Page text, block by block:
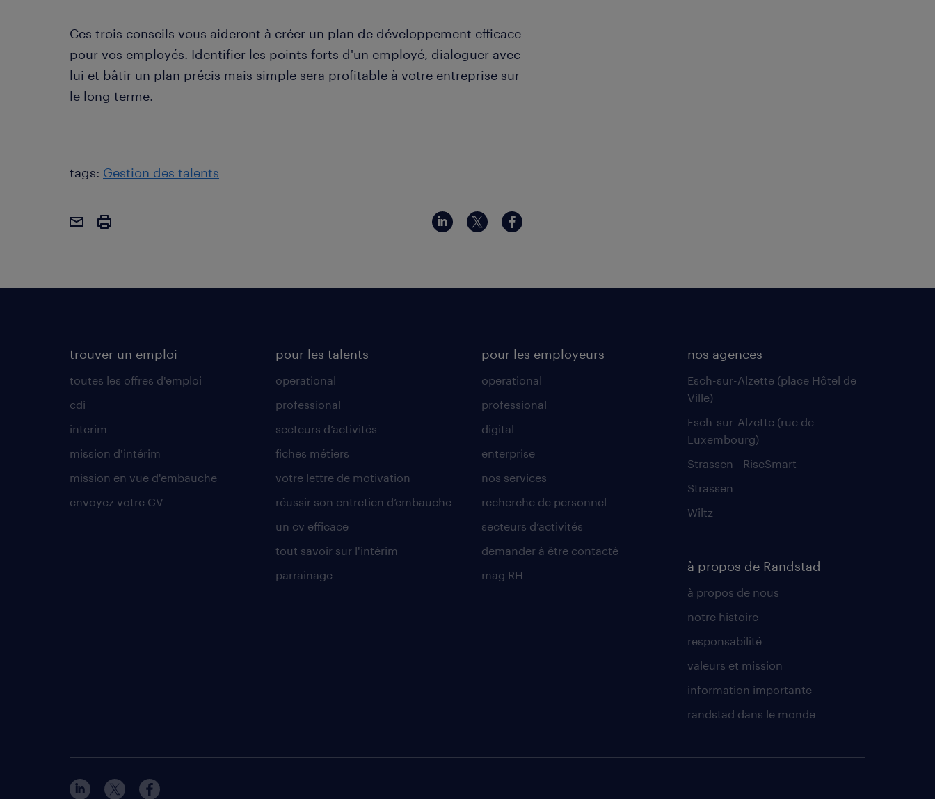
Ces trois conseils vous aideront à créer un plan de développement efficace
pour vos employés. Identifier les points forts d'un employé, dialoguer avec
lui et bâtir un plan précis mais simple sera profitable à votre entreprise sur
le long terme.
tags: Gestion des talents
trouver un emploi
toutes les offres d'emploi
cdi
interim
mission d'intérim
mission en vue d'embauche
envoyez votre CV
pour les talents
operational
professional
secteurs d’activités
fiches métiers
votre lettre de motivation
réussir son entretien d’embauche
un cv efficace
tout savoir sur l'intérim
parrainage
pour les employeurs
operational
professional
digital
enterprise
nos services
recherche de personnel
secteurs d’activités
demander à être contacté
mag RH
nos agences
Esch-sur-Alzette (place Hôtel de
Ville)
Esch-sur-Alzette (rue de
Luxembourg)
Strassen - RiseSmart
Strassen
Wiltz
à propos de Randstad
à propos de nous
notre histoire
responsabilité
valeurs et mission
information importante
randstad dans le monde